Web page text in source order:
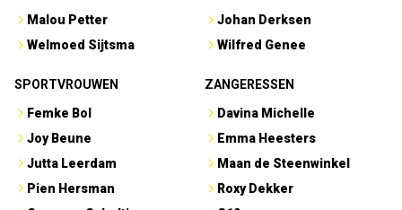
Malou Petter
Welmoed Sijtsma
Johan Derksen
Wilfred Genee
SPORTVROUWEN
Femke Bol
Joy Beune
Jutta Leerdam
Pien Hersman
ZANGERESSEN
Davina Michelle
Emma Heesters
Maan de Steenwinkel
Roxy Dekker